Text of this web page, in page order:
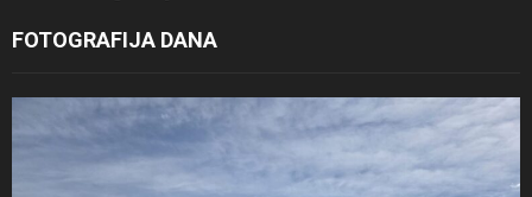
FOTOGRAFIJA DANA